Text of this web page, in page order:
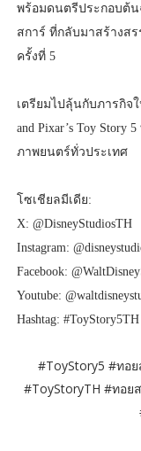
พร้อมดนตรีประกอบต้น
สการ์ ที่กลับมาสร้างส
ครั้งที่ 5
เตรียมไปลุ้นกับภารกิจ
and Pixar’s Toy Story
ภาพยนตร์ทั่วประเทศ
โซเชียลมีเดีย:
X: @DisneyStudiosTH
Instagram:
Facebook:
Youtube:
Hashtag:
#ToyStory5 #ทอ
#ToyStoryTH #ทอย